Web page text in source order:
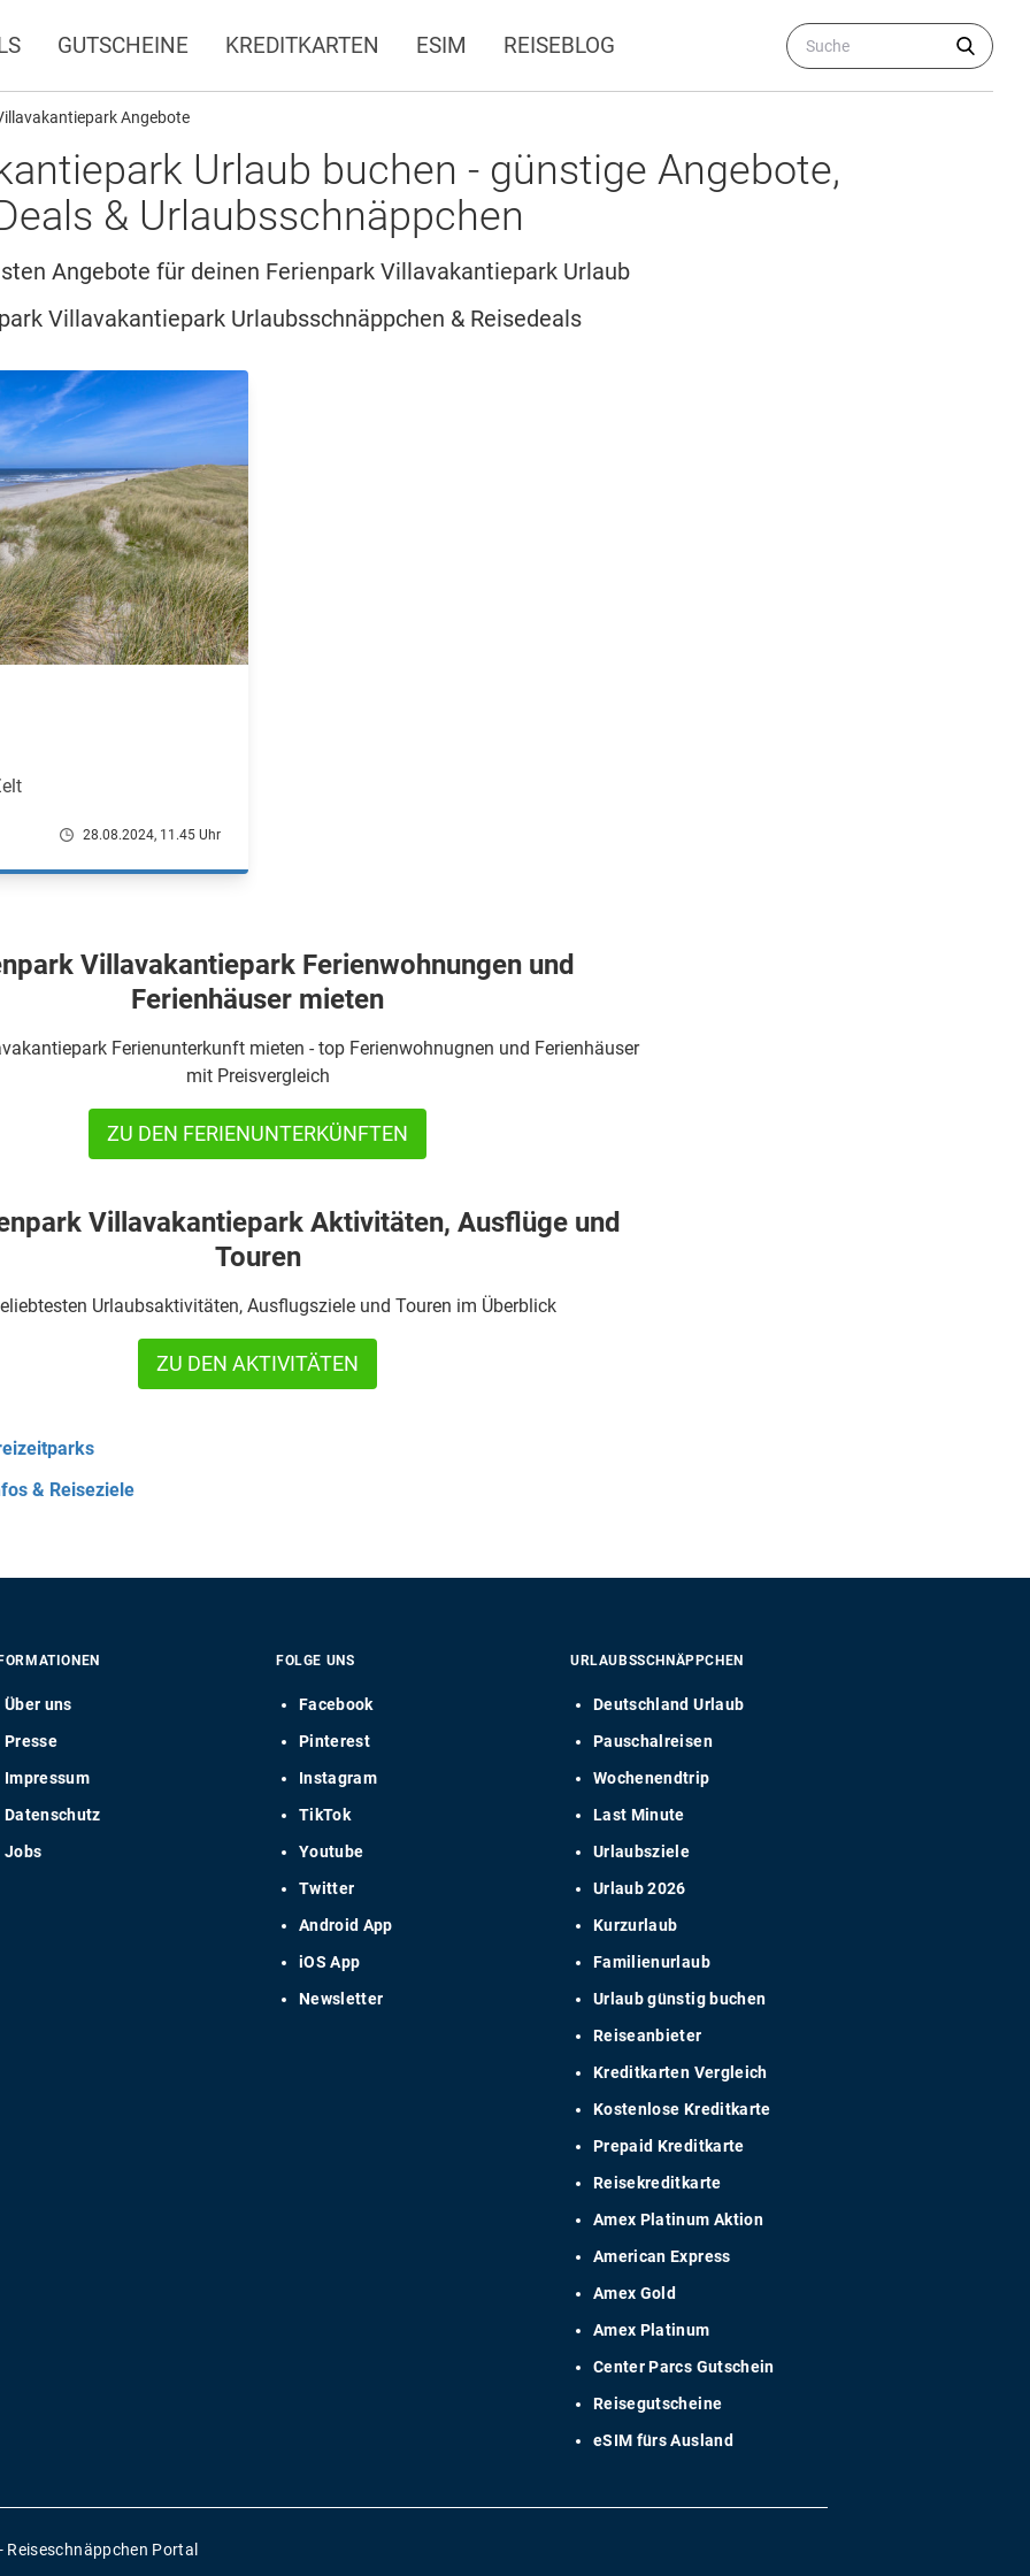
GUTSCHEINE KREDITKARTEN ESIM REISEBLOG
Angebote
Urlaub buchen - günstige Angebote,
& Urlaubsschnäppchen
Angebote für deinen Ferienpark Villavakantiepark Urlaub
Villavakantiepark Urlaubsschnäppchen & Reisedeals
28.08.2024, 11.45 Uhr
Villavakantiepark Ferienwohnungen und
Ferienhäuser mieten
Ferienunterkunft mieten - top Ferienwohnugnen und Ferienhäuser
mit Preisvergleich
ZU DEN FERIENUNTERKÜNFTEN
Villavakantiepark Aktivitäten, Ausflüge und
Touren
Urlaubsaktivitäten, Ausflugsziele und Touren im Überblick
ZU DEN AKTIVITÄTEN
& Reiseziele
Über uns
Presse
Impressum
Datenschutz
Jobs
FOLGE UNS
Facebook
Pinterest
Instagram
TikTok
Youtube
Twitter
Android App
iOS App
Newsletter
URLAUBSSCHNÄPPCHEN
Deutschland Urlaub
Pauschalreisen
Wochenendtrip
Last Minute
Urlaubsziele
Urlaub 2026
Kurzurlaub
Familienurlaub
Urlaub günstig buchen
Reiseanbieter
Kreditkarten Vergleich
Kostenlose Kreditkarte
Prepaid Kreditkarte
Reisekreditkarte
Amex Platinum Aktion
American Express
Amex Gold
Amex Platinum
Center Parcs Gutschein
Reisegutscheine
eSIM fürs Ausland
Portal